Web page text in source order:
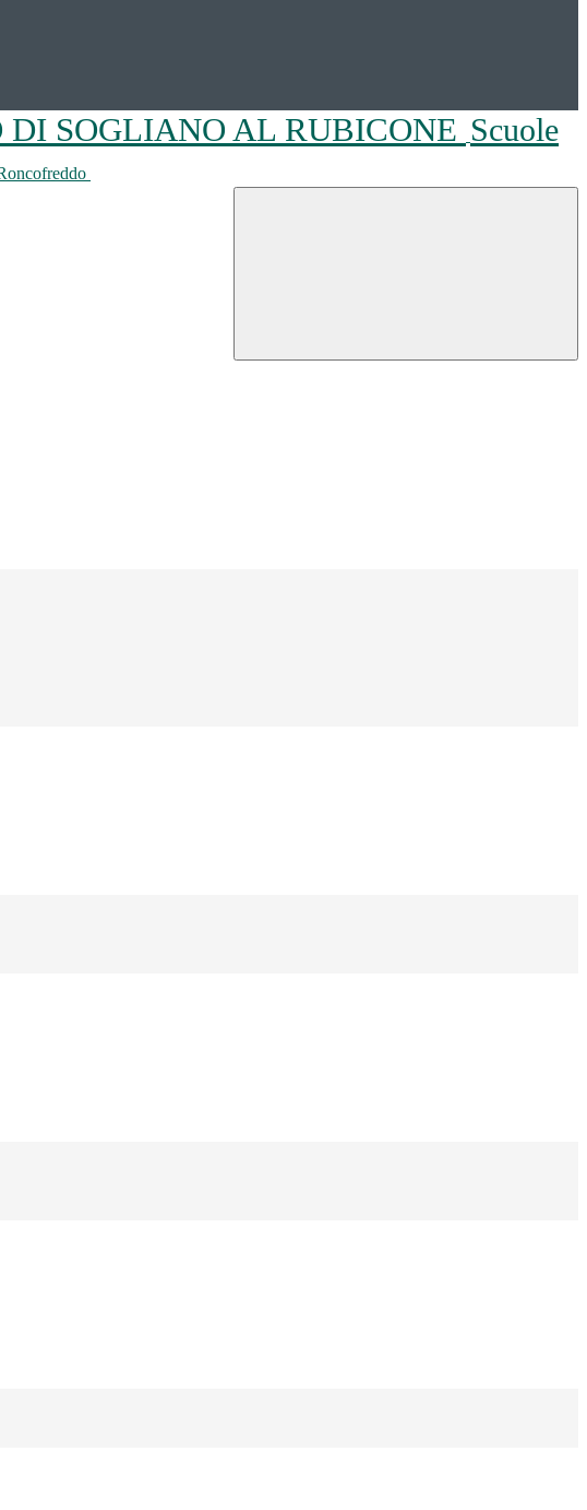
SOGLIANO AL RUBICONE Scuole